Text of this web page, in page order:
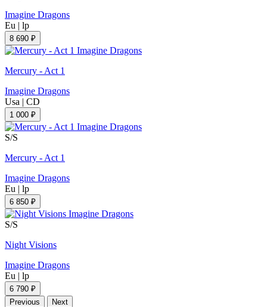
Imagine Dragons
Eu | lp
8 690 ₽
Mercury - Act 1
Imagine Dragons
Usa | CD
1 000 ₽
S/S
Mercury - Act 1
Imagine Dragons
Eu | lp
6 850 ₽
S/S
Night Visions
Imagine Dragons
Eu | lp
6 790 ₽
Previous
Next